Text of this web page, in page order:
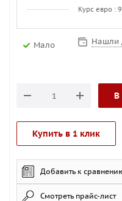
Курс евро :
Мало Нашли
В
Купить в 1 клик
Смотреть прайс-лист
Добавить к